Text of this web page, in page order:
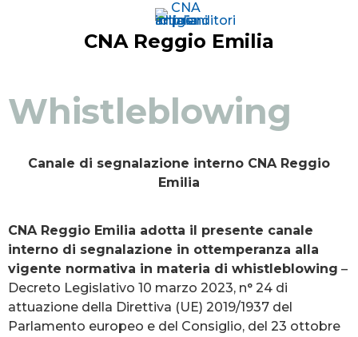
CNA Reggio Emilia
Whistleblowing
Canale di segnalazione interno CNA Reggio
Emilia
CNA Reggio Emilia adotta il presente canale
interno di segnalazione in ottemperanza alla
vigente normativa in materia di whistleblowing –
Decreto Legislativo 10 marzo 2023, n° 24 di
attuazione della Direttiva (UE) 2019/1937 del
Parlamento europeo e del Consiglio, del 23 ottobre